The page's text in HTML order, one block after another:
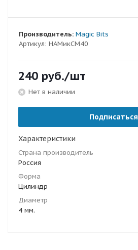
Артикул: НАМикСМ40
Производитель: Magic Bits
240 руб./шт
Нет в наличии
Подписаться
Характеристики
Страна производитель
Россия
Форма
Цилиндр
Диаметр
4 мм.